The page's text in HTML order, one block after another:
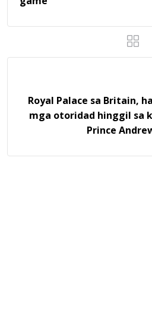
Royal Palace sa Britain,
mga otoridad hinggil sa
Prince